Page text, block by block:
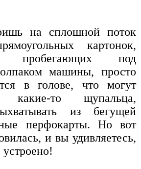
на сплошной поток
картонок,
пробегающих под
машины, просто
в голове, что могут
какие-то щупальца,
из бегущей
перфокарты. Но вот
и вы удивляетесь,
устроено!